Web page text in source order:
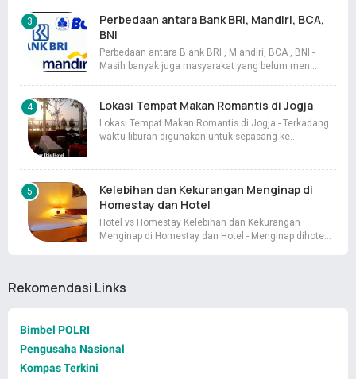
Perbedaan antara Bank BRI, Mandiri, BCA,
BNI
Perbedaan antara B ank BRI , M andiri, BCA , BNI -
Masih banyak juga masyarakat yang belum men…
Lokasi Tempat Makan Romantis di Jogja
Lokasi Tempat Makan Romantis di Jogja - Terkadang
waktu liburan digunakan untuk sepasang ke…
Kelebihan dan Kekurangan Menginap di
Homestay dan Hotel
Hotel vs Homestay Kelebihan dan Kekurangan
Menginap di Homestay dan Hotel - Menginap dihote…
Rekomendasi Links
Bimbel POLRI
Pengusaha Nasional
Kompas Terkini